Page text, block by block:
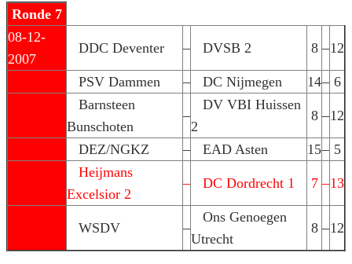
Ronde 7
08-12-
2007
DDC Deventer – DVSB 2 8 –12
PSV Dammen – DC Nijmegen 14– 6
Barnsteen
Bunschoten
–
DV VBI Huissen
2
8 –12
DEZ/NGKZ – EAD Asten 15– 5
Heijmans
Excelsior 2
– DC Dordrecht 1 7 –13
WSDV –
Ons Genoegen
Utrecht
8 –12